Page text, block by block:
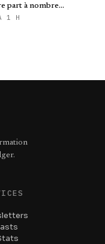
part à nombre
et de rencontres
1 H